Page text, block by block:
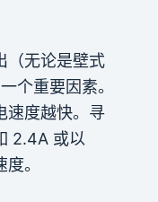
（无论是壁式
个重要因素。
速度越快。寻
2.4A 或以
。